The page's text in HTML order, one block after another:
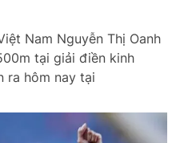
Nam Nguyễn Thị Oanh
tại giải điền kinh
ra hôm nay tại